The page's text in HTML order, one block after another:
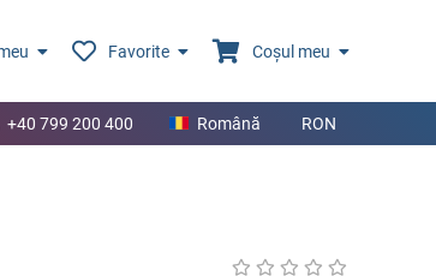
Favorite Coșul meu
+40 799 200 400 Română RON